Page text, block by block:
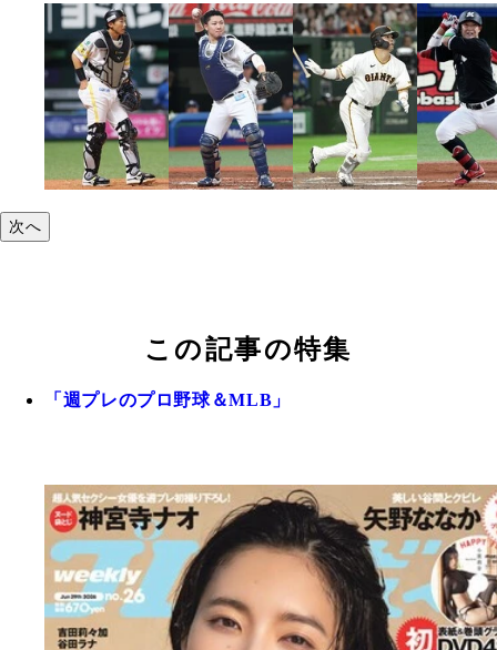
次へ
この記事の特集
「週プレのプロ野球＆MLB」